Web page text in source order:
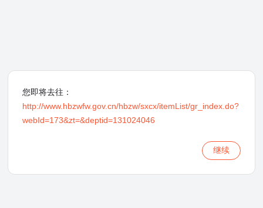
您即将去往：
http://www.hbzwfw.gov.cn/hbzw/sxcx/itemList/gr_index.do?
webId=173&zt=&deptid=131024046
继续